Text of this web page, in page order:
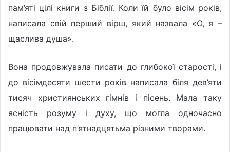
пам’яті цілі книги з Біблії. Коли їй було вісім років,
написала свій перший вірш, який назвала «О, я –
щаслива душа».
Вона продовжувала писати до глибокої старості, і
до вісімдесяти шести років написала біля дев’яти
тисяч християнських гімнів і пісень. Мала таку
ясність розуму і духу, що могла одночасно
працювати над п’ятнадцятьма різними творами.